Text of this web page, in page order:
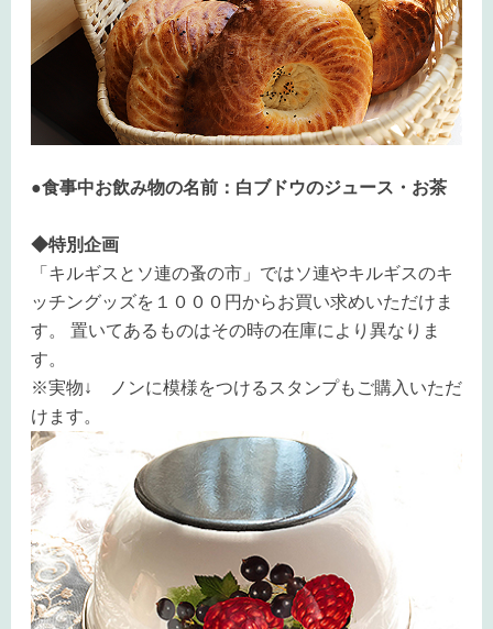
●食事中お飲み物の名前：白ブドウのジュース・お茶
◆特別企画
「キルギスとソ連の蚤の市」ではソ連やキルギスのキ
ッチングッズを１０００円からお買い求めいただけま
す。 置いてあるものはその時の在庫により異なりま
す。
※実物↓ ノンに模様をつけるスタンプもご購入いただ
けます。